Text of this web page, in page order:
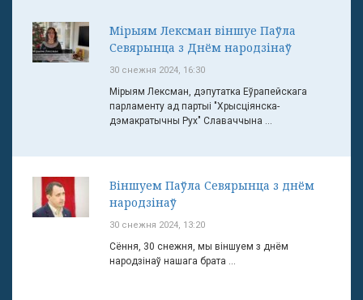
Мірыям Лексман віншуе Паўла
Севярынца з Днём народзінаў
30 снежня 2024, 16:30
Мірыям Лексман, дэпутатка Еўрапейскага
парламенту ад партыі "Хрысціянска-
дэмакратычны Рух" Славаччына ...
Віншуем Паўла Севярынца з днём
народзінаў
30 снежня 2024, 13:20
Сёння, 30 снежня, мы віншуем з днём
народзінаў нашага брата ...